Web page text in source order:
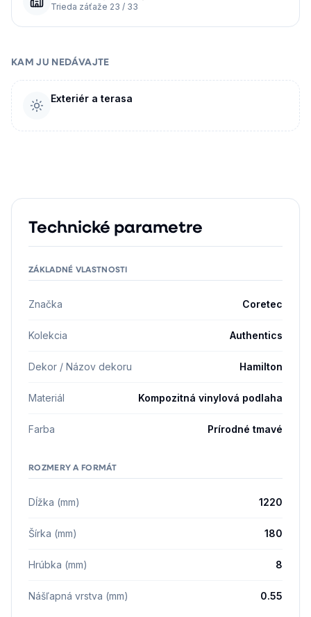
Trieda záťaže 23 / 33
KAM JU NEDÁVAJTE
Exteriér a terasa
Technické parametre
ZÁKLADNÉ VLASTNOSTI
Značka Coretec
Kolekcia Authentics
Dekor / Názov dekoru Hamilton
Materiál Kompozitná vinylová podlaha
Farba Prírodné tmavé
ROZMERY A FORMÁT
Dĺžka (mm) 1220
Šírka (mm) 180
Hrúbka (mm) 8
Nášľapná vrstva (mm) 0.55